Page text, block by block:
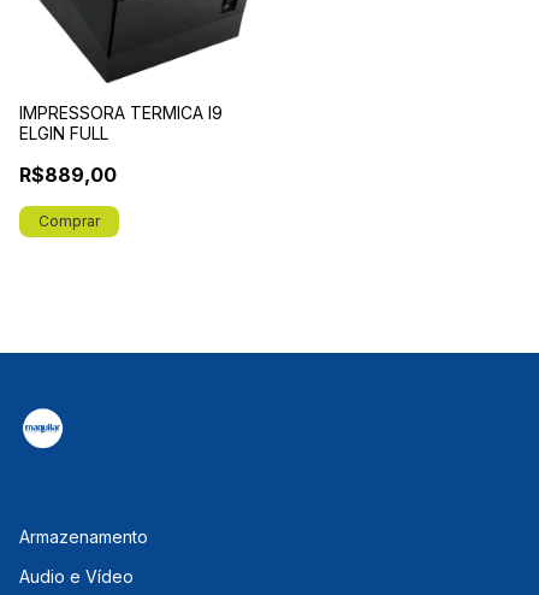
IMPRESSORA TERMICA I9
ELGIN FULL
R$889,00
Armazenamento
Audio e Vídeo